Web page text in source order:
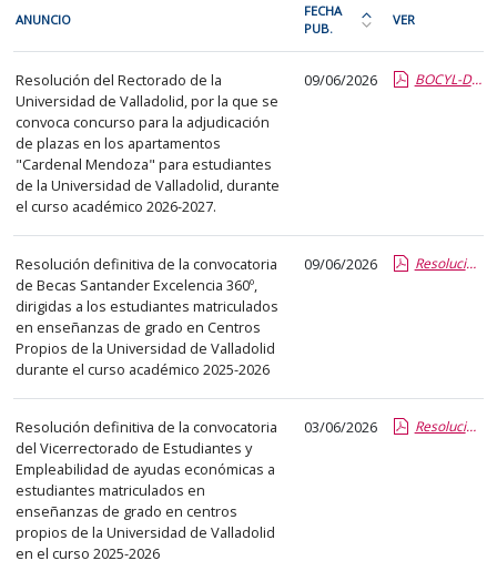
cada
fila
de
la
siguiente
tabla
encontrará
los
anuncios
del
tablón
seleccionado
previamente.
En
la
primera
columna
el
título
del
anuncio,
ANUNCIO
FECHA
PUB.
Ordena
la
tabla
reciente
VER
Resolución del Rectorado de la
Universidad de Valladolid, por la que se
convoca concurso para la adjudicación
de plazas en los apartamentos
"Cardenal Mendoza" para estudiantes
de la Universidad de Valladolid, durante
el curso académico 2026-2027.
09/06/2026 BOCYL-D-08062026-108-26.pdf.pdf
Resolución definitiva de la convocatoria
de Becas Santander Excelencia 360º,
dirigidas a los estudiantes matriculados
en enseñanzas de grado en Centros
Propios de la Universidad de Valladolid
durante el curso académico 2025-2026
09/06/2026 Resolución definitiva Vicerrectora.pdf.pdf
Resolución definitiva de la convocatoria
del Vicerrectorado de Estudiantes y
Empleabilidad de ayudas económicas a
estudiantes matriculados en
enseñanzas de grado en centros
propios de la Universidad de Valladolid
en el curso 2025-2026
03/06/2026 Resolución Definitiva Vicerrectora.pdf.pdf